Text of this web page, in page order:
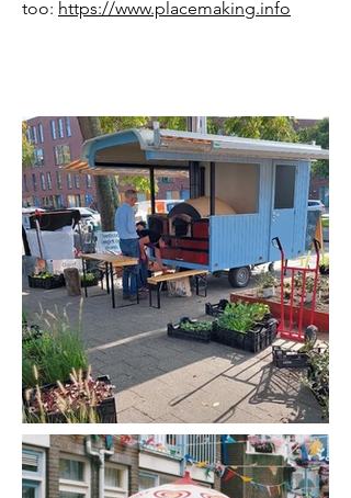
too: https://www.placemaking.info